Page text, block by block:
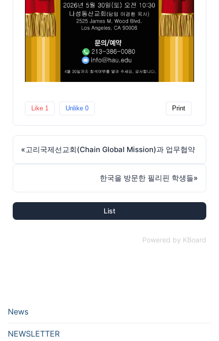
Like 1 Unlike 0 Print
«고리국제선교회(Chain Global Mission)과 업무협약
한국을 방문한 필리핀 학생들»
List
Powered by KBoard
News
NEWSLETTER